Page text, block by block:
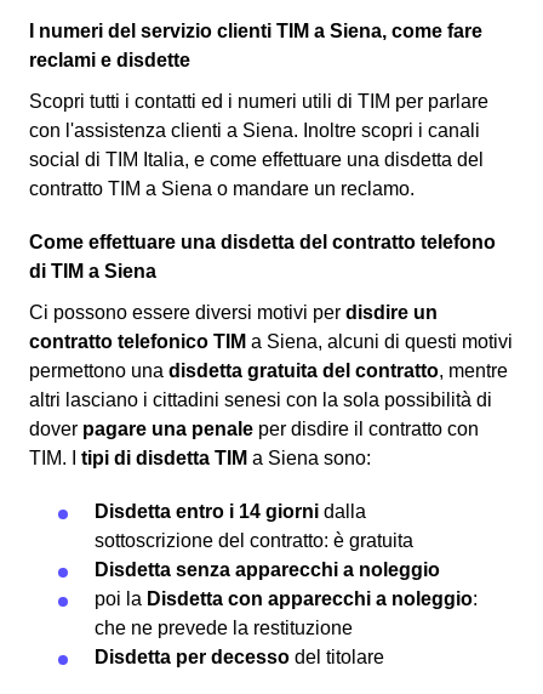
I numeri del servizio clienti TIM a Siena, come fare
reclami e disdette
Scopri tutti i contatti ed i numeri utili di TIM per parlare
con l'assistenza clienti a Siena. Inoltre scopri i canali
social di TIM Italia, e come effettuare una disdetta del
contratto TIM a Siena o mandare un reclamo.
Come effettuare una disdetta del contratto telefono
di TIM a Siena
Ci possono essere diversi motivi per disdire un
contratto telefonico TIM a Siena, alcuni di questi motivi
permettono una disdetta gratuita del contratto, mentre
altri lasciano i cittadini senesi con la sola possibilità di
dover pagare una penale per disdire il contratto con
TIM. I tipi di disdetta TIM a Siena sono:
Disdetta entro i 14 giorni dalla
sottoscrizione del contratto: è gratuita
Disdetta senza apparecchi a noleggio
poi la Disdetta con apparecchi a noleggio:
che ne prevede la restituzione
Disdetta per decesso del titolare